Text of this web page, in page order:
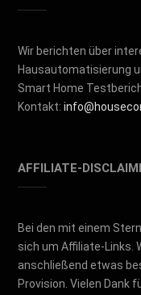
Wir berichten über
Hausautomatisierung
Smart Home
Kontakt:
AFFILIATE-
Bei den mit einem
sich um Affiliate-Links.
anschließend etwas
Provision. Vielen Dank